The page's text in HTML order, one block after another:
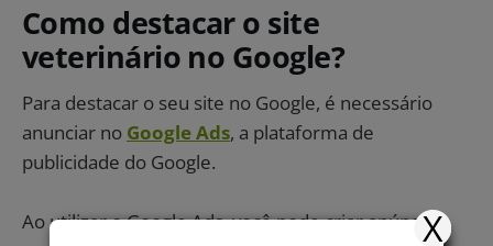
Como destacar o site
veterinário no Google?
Para destacar o seu site no Google, é necessário
anunciar no Google Ads, a plataforma de
publicidade do Google.
Ao utilizar o Google Ads, você pode criar anúncios
X